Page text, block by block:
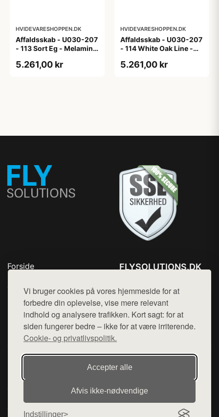
Vi bruger cookies på vores hjemmeside for at
forbedre din oplevelse, vise mere relevant
indhold og analysere trafikken. Kort sagt: for at
siden fungerer bedre – ikke for at være irriterende.
Cookie- og privatlivspolitik.
Accepter alle
Afvis ikke‑nødvendige
Indstillinger
HVIDEVARESHOPPEN.DK
Affaldsskab - U030-207
- 113 Sort Eg - Melamin,
5.261,00 kr
HVIDEVARESHOPPEN.DK
Affaldsskab - U030-207
- 114 White Oak Line -
5.261,00 kr
Forside
Top Rabatter
Blog
Kontakt
FLYSOLUTIONS.DK
Mail: hej@want.dk
Cookie- og privatlivspolitik
Denne side er en del af want.dk, der udgiver en række
hjemmesider med præsentation af forskellige produkter fra
diverse webshops. Der sælges ikke varer fra denne side - vi
henviser til de shops, som sælger varen. Vi har heller ikke
varerne på lager.